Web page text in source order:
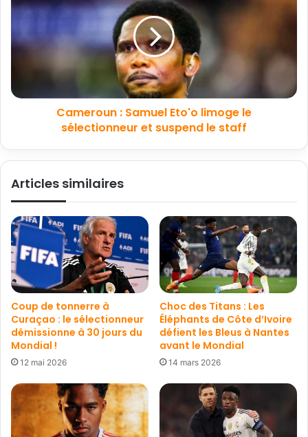
Cameroun : Samuel Eto'o limoge le
sélectionneur et suspend le staff
Articles similaires
Coup de tonnerre à
Curaçao : le sélectionneur
démissionne à 30 jours du
Mondial !
12 mai 2026
Choc des Titans : Les
Éléphants de Côte d’Ivoire
défient les Bleus à Nantes
avant le Mondial
14 mars 2026